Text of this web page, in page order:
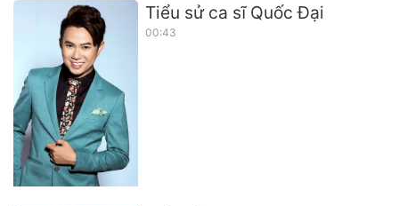
Tiểu sử ca sĩ Quốc Đại
00:43